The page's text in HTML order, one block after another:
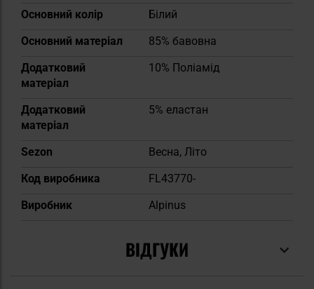
Основний колір
Білий
Основний матеріал
85% бавовна
Додатковий
матеріал
10% Поліамід
Додатковий
матеріал
5% еластан
Sezon
Весна, Літо
Код виробника
FL43770-
Виробник
Alpinus
ВІДГУКИ